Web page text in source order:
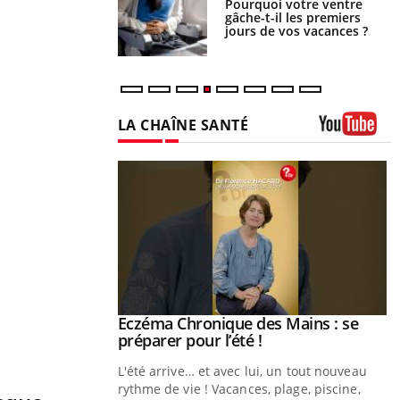
Pourquoi votre ventre
gâche-t-il les premiers
jours de vos vacances ?
LA CHAÎNE SANTÉ
Youtube
Eczéma Chronique des Mains : se
préparer pour l’été !Youtube
L'été arrive… et avec lui, un tout nouveau
rythme de vie ! Vacances, plage, piscine,